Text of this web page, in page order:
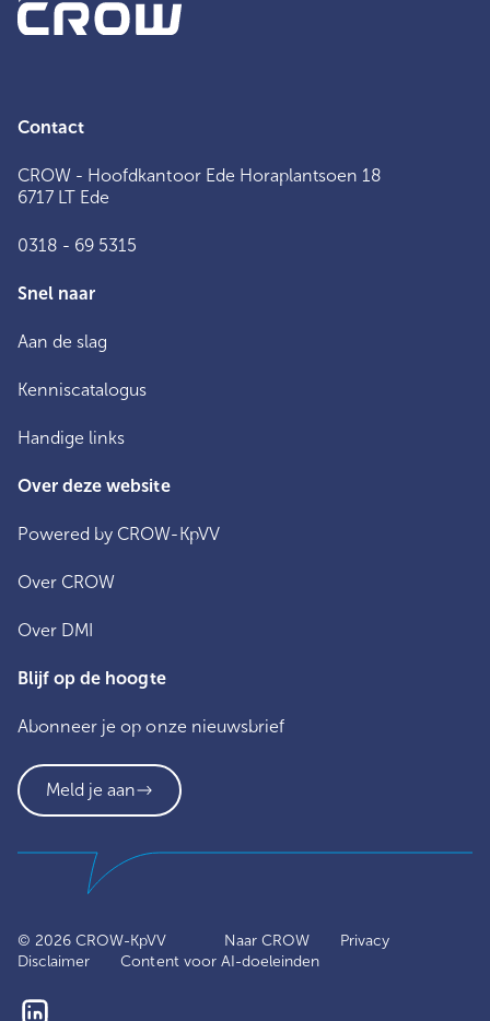
Contact
CROW - Hoofdkantoor Ede Horaplantsoen 18
6717 LT Ede
0318 - 69 5315
Snel naar
Aan de slag
Kenniscatalogus
Handige links
Over deze website
Powered by CROW-KpVV
Over CROW
Over DMI
Blijf op de hoogte
Abonneer je op onze nieuwsbrief
Meld je aan
© 2026CROW-KpVV Naar CROW
Privacy
Disclaimer
Content voor AI-doeleinden